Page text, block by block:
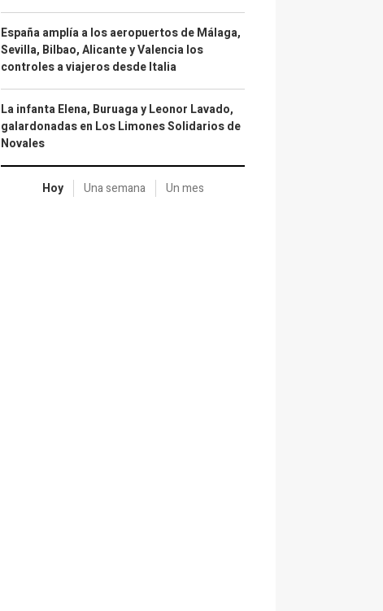
España amplía a los aeropuertos de Málaga,
Sevilla, Bilbao, Alicante y Valencia los
controles a viajeros desde Italia
La infanta Elena, Buruaga y Leonor Lavado,
galardonadas en Los Limones Solidarios de
Novales
Hoy Una semana Un mes